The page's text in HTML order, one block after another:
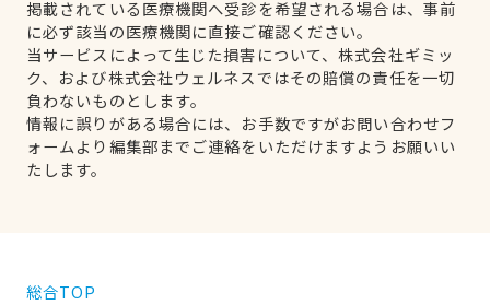
掲載されている医療機関へ受診を希望される場合は、事前
に必ず該当の医療機関に直接ご確認ください。
当サービスによって生じた損害について、株式会社ギミッ
ク、および株式会社ウェルネスではその賠償の責任を一切
負わないものとします。
情報に誤りがある場合には、お手数ですがお問い合わせフ
ォームより編集部までご連絡をいただけますようお願いい
たします。
総合TOP